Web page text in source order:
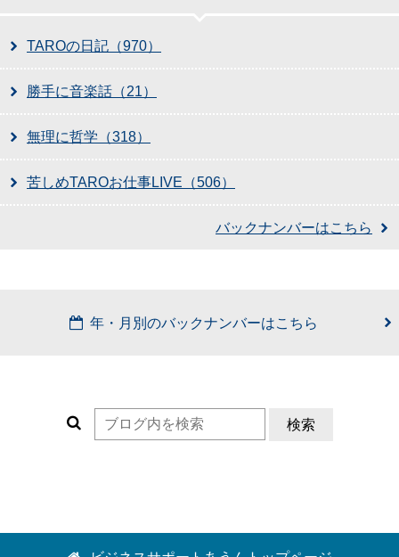
TAROの日記（970）
勝手に音楽話（21）
無理に哲学（318）
苦しめTAROお仕事LIVE（506）
バックナンバーはこちら
年・月別のバックナンバーはこちら
検索